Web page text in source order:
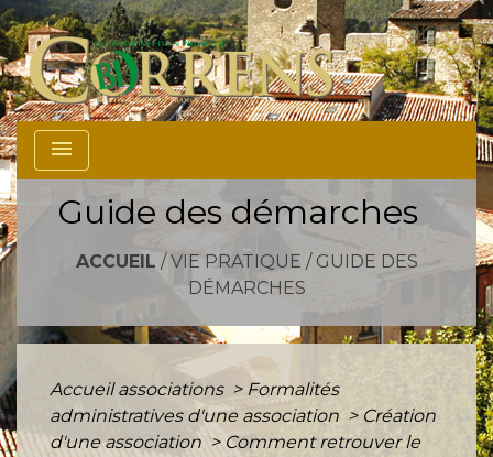
menu
Guide des démarches
ACCUEIL / VIE PRATIQUE / GUIDE DES
DÉMARCHES
Accueil associations > Formalités
administratives d'une association > Création
d'une association > Comment retrouver le